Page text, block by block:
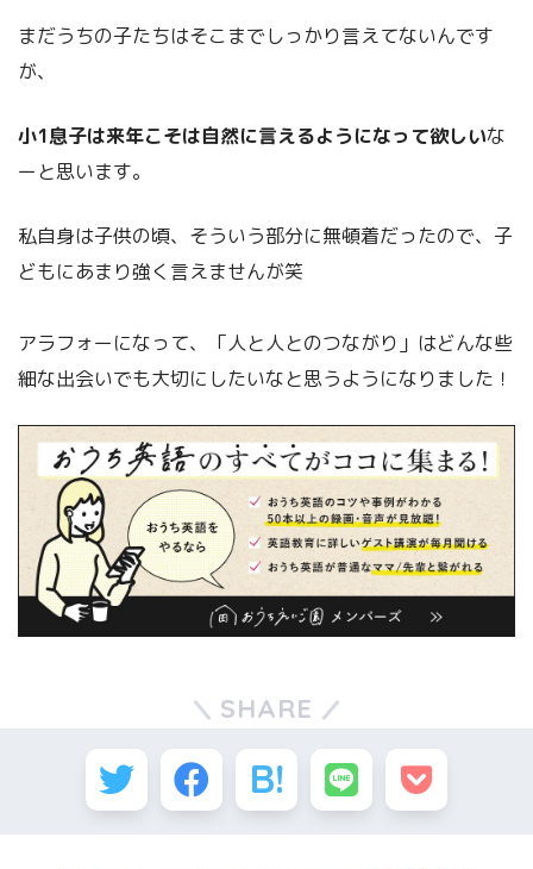
まだうちの子たちはそこまでしっかり言えてないんです
が、
小1息子は来年こそは自然に言えるようになって欲しいな
ーと思います。
私自身は子供の頃、そういう部分に無頓着だったので、子
どもにあまり強く言えませんが笑
アラフォーになって、「人と人とのつながり」はどんな些
細な出会いでも大切にしたいなと思うようになりました！
SHARE